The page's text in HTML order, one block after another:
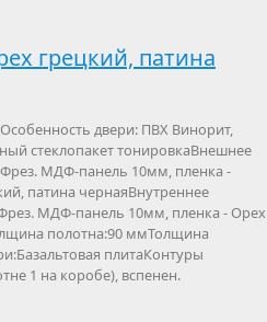
грецкий, патина
двери: ПВХ Винорит,
стеклопакет тонировкаВнешнее
МДФ-панель 10мм, пленка -
патина чернаяВнутреннее
МДФ-панель 10мм, пленка - Орех
полотна:90 ммТолщина
плитаКонтуры
1 на коробе), вспенен.